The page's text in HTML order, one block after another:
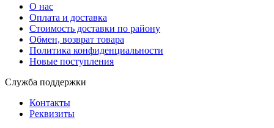
О нас
Оплата и доставка
Стоимость доставки по району
Обмен, возврат товара
Политика конфиденциальности
Новые поступления
Служба поддержки
Контакты
Реквизиты